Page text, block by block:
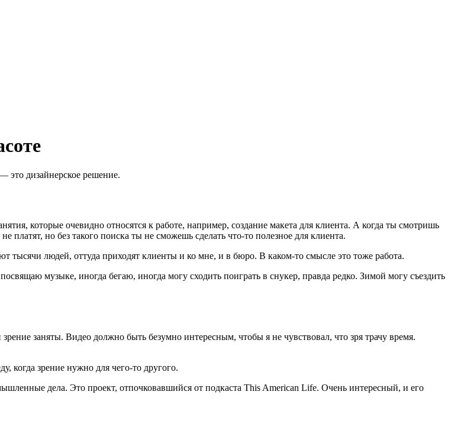
это дизайнерское решение.
которые очевидно относятся к работе, например, создание макета для клиента. А когда ты смотришь
платят, но без такого поиска ты не сможешь сделать что-то полезное для клиента.
тысячи людей, оттуда приходят клиенты и ко мне, и в бюро. В каком-то смысле это тоже работа.
музыке, иногда бегаю, иногда могу сходить поиграть в снукер, правда редко. Зимой могу съездить
заняты. Видео должно быть безумно интересным, чтобы я не чувствовал, что зря трачу время.
когда зрение нужно для чего-то другого.
дела. Это проект, отпочковавшийся от подкаста This American Life. Очень интересный, и его